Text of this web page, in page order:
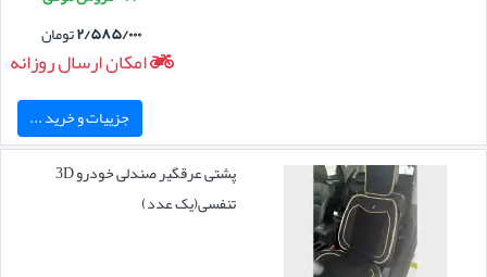
۲/۵۸۵/۰۰۰تومان
امکان ارسال روزانه
جزییات و خرید ...
پشتی عرقگیر صندلی خودرو 3D
تنفسی(یک عدد)